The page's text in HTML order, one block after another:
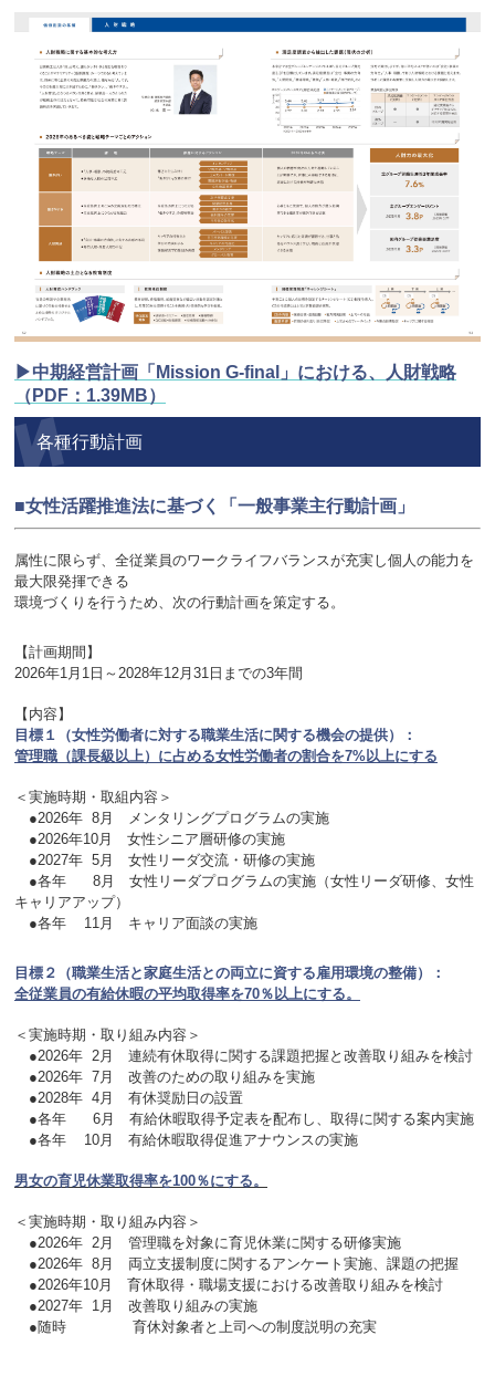
▶中期経営計画「Mission G-final」における、人財戦略
（PDF：1.39MB）
各種行動計画
■女性活躍推進法に基づく「一般事業主行動計画」
属性に限らず、全従業員のワークライフバランスが充実し個人の能力を
最大限発揮できる
環境づくりを行うため、次の行動計画を策定する。
【計画期間】
2026年1月1日～2028年12月31日までの3年間
【内容】
目標１（女性労働者に対する職業生活に関する機会の提供）：
管理職（課長級以上）に占める女性労働者の割合を7%以上にする
＜実施時期・取組内容＞
●2026年 8月 メンタリングプログラムの実施
●2026年10月 女性シニア層研修の実施
●2027年 5月 女性リーダ交流・研修の実施
●各年 8月 女性リーダプログラムの実施（女性リーダ研修、女性
キャリアアップ）
●各年 11月 キャリア面談の実施
目標２（職業生活と家庭生活との両立に資する雇用環境の整備）
：
全従業員の有給休暇の平均取得率を70％以上にする。
＜実施時期・取り組み内容＞
●2026年 2月 連続有休取得に関する課題把握と改善取り組みを検討
●2026年 7月 改善のための取り組みを実施
●2028年 4月 有休奨励日の設置
●各年 6月 有給休暇取得予定表を配布し、取得に関する案内実施
●各年 10月 有給休暇取得促進アナウンスの実施
男女の育児休業取得率を100％にする。
＜実施時期・取り組み内容＞
●2026年 2月 管理職を対象に育児休業に関する研修実施
●2026年 8月 両立支援制度に関するアンケート実施、課題の把握
●2026年10月 育休取得・職場支援における改善取り組みを検討
●2027年 1月
改善取り組みの実施
●随時 育休対象者と上司への制度説明の充実